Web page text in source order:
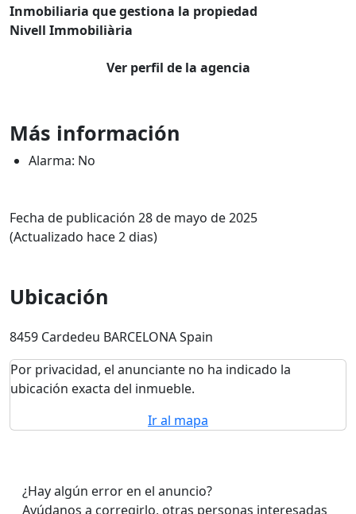
Inmobiliaria que gestiona la propiedad
Nivell Immobiliària
Ver perfil de la agencia
Más información
Alarma: No
Fecha de publicación 28 de mayo de 2025
(Actualizado hace 2 dias)
Ubicación
8459 Cardedeu BARCELONA Spain
Por privacidad, el anunciante no ha indicado la
ubicación exacta del inmueble.
Ir al mapa
¿Hay algún error en el anuncio?
Ayúdanos a corregirlo, otras personas interesadas